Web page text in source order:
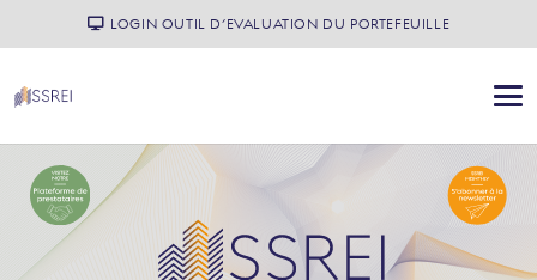
LOGIN OUTIL D’EVALUATION DU PORTEFEUILLE